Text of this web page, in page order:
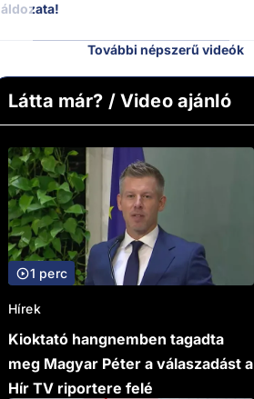
áldozata!
További népszerű videók
Látta már? / Video ajánló
1 perc
Hírek
Kioktató hangnemben tagadta
meg Magyar Péter a válaszadást a
Hír TV riportere felé